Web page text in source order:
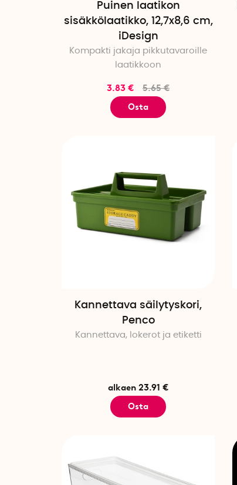
Puinen laatikon
sisäkkölaatikko, 12,7x8,6 cm,
iDesign
Kompakti jakaja pikkutavaroille
laatikkoon
3.83 €
5.65 €
Osta
Kannettava säilytyskori,
Penco
Kannettava, lokerot ja etiketti
alkaen 23.91 €
Osta